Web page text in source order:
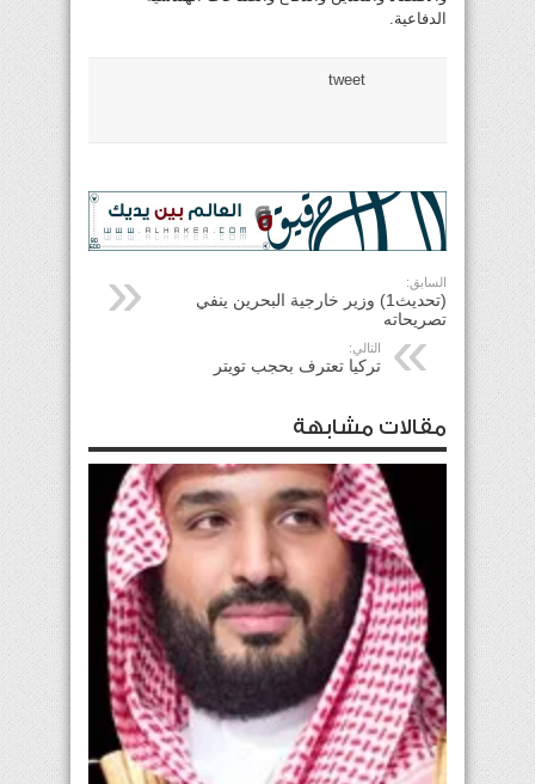
الدفاعية.
tweet
السابق:
(تحديث1) وزير خارجية البحرين ينفي
تصريحاته
التالي:
تركيا تعترف بحجب تويتر
مقالات مشابهة